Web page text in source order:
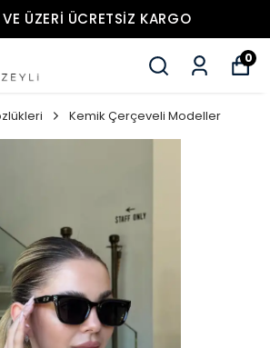
ÜZERİ ÜCRETSİZ KARGO
0
Kemik Çerçeveli Modeller